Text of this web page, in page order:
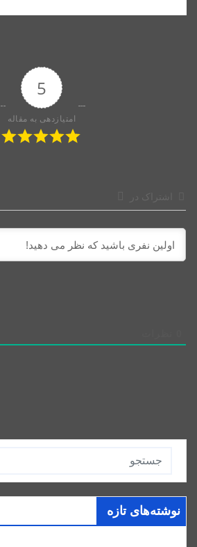
5
امتیازدهی به مقاله
نوشته‌های تازه